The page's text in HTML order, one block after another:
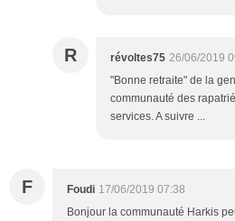
R révoltes75 26/06/2019
"Bonne retraite" de la
communauté des
services. A suivre ...
F Foudi 17/06/2019 07:38
Bonjour la communauté Harkis